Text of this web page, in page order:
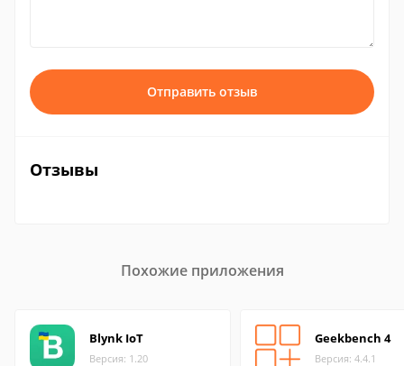
Отправить отзыв
Отзывы
Похожие приложения
Blynk IoT
Версия: 1.20
Geekbench 4
Версия: 4.4.1